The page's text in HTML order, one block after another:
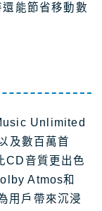
能節省移動數
Unlimited
及數百萬首
CD音質更出色
Atmos和
用戶帶來沉浸